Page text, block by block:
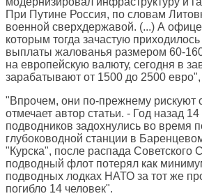
При Путине Россия, по словам
военной сверхдержавой. (...) А
которым тогда зачастую
выплаты жалованья размером 60-
на европейскую валюту, сегодня в
зарабатывают от 1500 до 2500
"Впрочем, они по-прежнему рискуют
отмечает автор статьи. - Год назад
подводников задохнулись во время
глубоководной станции в
"Курска", после распада Советского
подводный флот потерял как
подводных лодках НАТО за тот же
погибло 14 человек".